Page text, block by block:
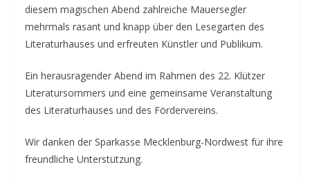
diesem magischen Abend zahlreiche Mauersegler
mehrmals rasant und knapp über den Lesegarten des
Literaturhauses und erfreuten Künstler und Publikum.
Ein herausragender Abend im Rahmen des 22. Klützer
Literatursommers und eine gemeinsame Veranstaltung
des Literaturhauses und des Fördervereins.
Wir danken der Sparkasse Mecklenburg-Nordwest für ihre
freundliche Unterstützung.